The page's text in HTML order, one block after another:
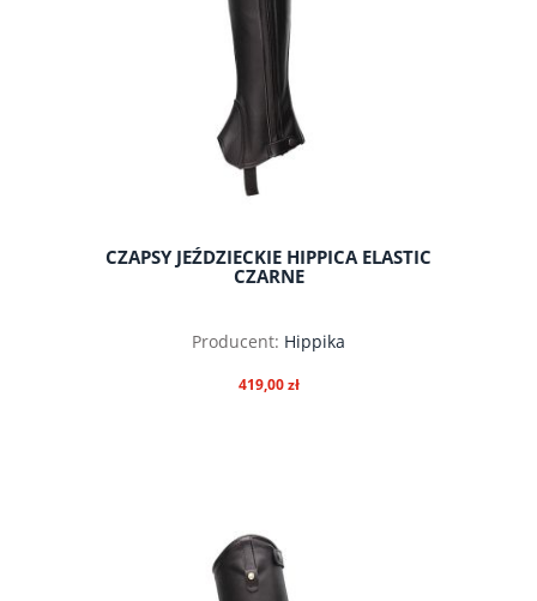
CZAPSY JEŹDZIECKIE HIPPICA ELASTIC
CZARNE
Producent: Hippika
419,00 zł
do koszyka